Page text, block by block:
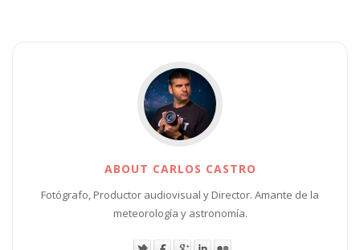
ABOUT CARLOS CASTRO
Fotógrafo, Productor audiovisual y Director. Amante de la
meteorología y astronomía.